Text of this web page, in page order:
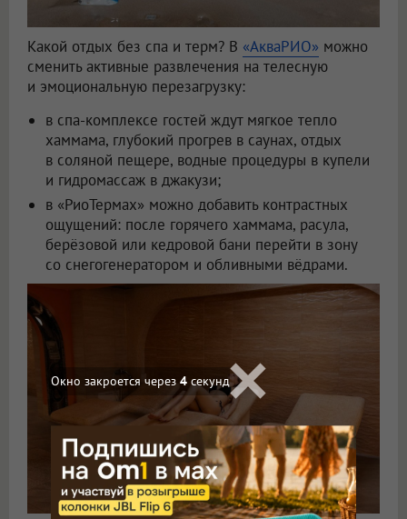
Какой отдых без спа и терм? В «АкваРИО» можно
сменить активные развлечения на телесную
и эмоциональную перезагрузку:
в спа-комплексе гостей ждут мягкое тепло
хаммама, глубокий прогрев в саунах, отдых
в соляной пещере, водные процедуры в купели
и гидромассаж в джакузи;
в «РиоТермах» можно добавить контрастных
ощущений: после горячего хаммама, расула,
берёзовой или кедровой бани перейти в зону
со снегогенератором и обливными вёдрами.
Окно закроется через 2 секунд